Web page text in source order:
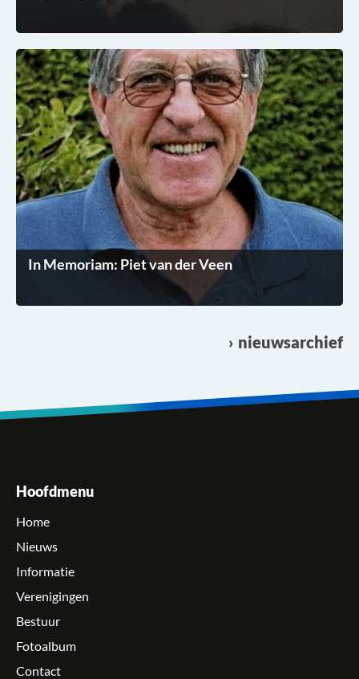
In Memoriam: Piet van der Veen
nieuwsarchief
Hoofdmenu
Home
Nieuws
Informatie
Verenigingen
Bestuur
Fotoalbum
Contact